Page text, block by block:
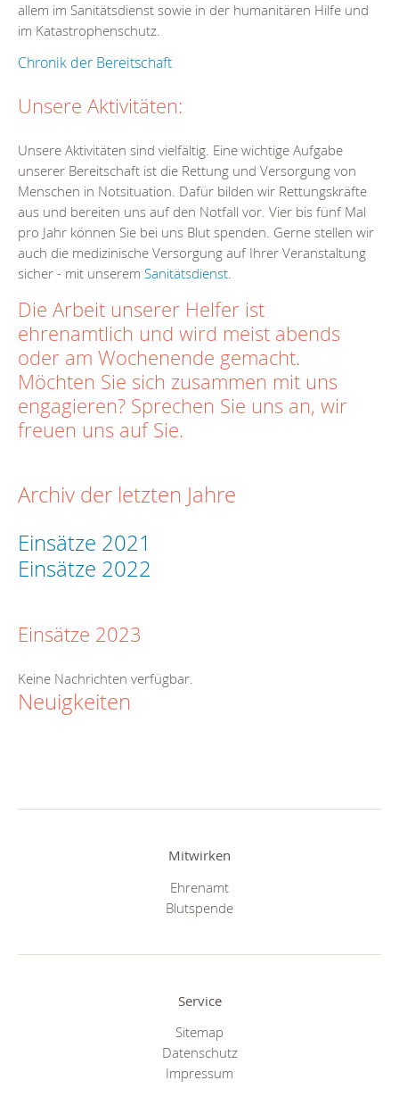
allem im Sanitätsdienst sowie in der humanitären Hilfe und
im Katastrophenschutz.
Chronik der Bereitschaft
Unsere Aktivitäten:
Unsere Aktivitäten sind vielfältig. Eine wichtige Aufgabe
unserer Bereitschaft ist die Rettung und Versorgung von
Menschen in Notsituation. Dafür bilden wir Rettungskräfte
aus und bereiten uns auf den Notfall vor. Vier bis fünf Mal
pro Jahr können Sie bei uns Blut spenden. Gerne stellen wir
auch die medizinische Versorgung auf Ihrer Veranstaltung
sicher - mit unserem Sanitätsdienst.
Die Arbeit unserer Helfer ist
ehrenamtlich und wird meist abends
oder am Wochenende gemacht.
Möchten Sie sich zusammen mit uns
engagieren? Sprechen Sie uns an, wir
freuen uns auf Sie.
Archiv der letzten Jahre
Einsätze 2021
Einsätze 2022
Einsätze 2023
Keine Nachrichten verfügbar.
Neuigkeiten
Mitwirken
Ehrenamt
Blutspende
Service
Sitemap
Datenschutz
Impressum